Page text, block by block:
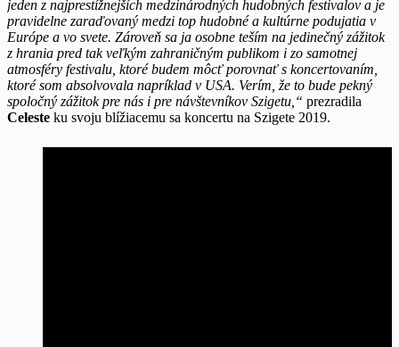
jeden z najprestížnejších medzinárodných hudobných festivalov a je
pravidelne zaraďovaný medzi top hudobné a kultúrne podujatia v
Európe a vo svete. Zároveň sa ja osobne teším na jedinečný zážitok
z hrania pred tak veľkým zahraničným publikom i zo samotnej
atmosféry festivalu, ktoré budem môcť porovnať s koncertovaním,
ktoré som absolvovala napríklad v USA. Verím, že to bude pekný
spoločný zážitok pre nás i pre návštevníkov Szigetu,“ prezradila
Celeste ku svoju blížiacemu sa koncertu na Szigete 2019.